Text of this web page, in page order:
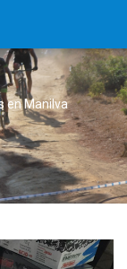
en Manilva